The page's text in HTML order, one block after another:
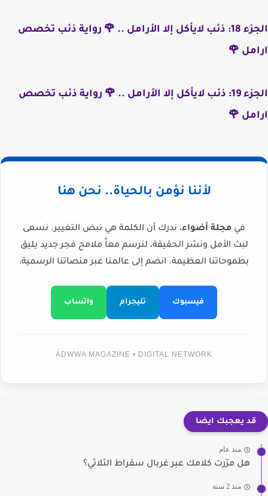
الجزء 18: ذئب لايأكل إلا الأرامل .. 🌹 رواية ذئب تخصص
ارامل 🌹
الجزء 19: ذئب لايأكل إلا الأرامل .. 🌹 رواية ذئب تخصص
ارامل 🌹
لأننا نؤمن بالحياة.. نحن هنا
في مجلة أضواء، ندرك أن الكلمة هي نبض التغيير. نسعى
لبث الأمل ونشر الحقيقة، لنرسم معاً ملامح فجر جديد يليق
بطموحاتنا العظيمة. انضم إلى عالمنا عبر منصاتنا الرسمية:
فيسبوك تليجرام واتساب
ADWWA MAGAZINE • DIGITAL NETWORK
قد يعجبك ايضا
منذ عام
هل مرّرت كلامك عبر غربال سقراط الثلاثي؟
منذ 2 سنة